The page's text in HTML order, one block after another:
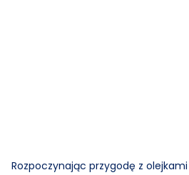
Rozpoczynając przygodę z